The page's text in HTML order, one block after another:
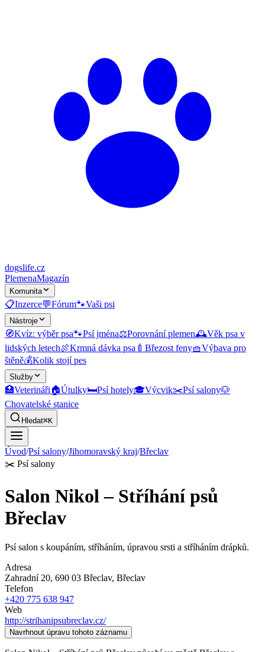
dogslife.cz
PlemenaMagazín
Komunita
📋Inzerce💬Fórum🐾Vaši psi
Nástroje
🧭Kvíz: výběr psa🐾Psí jména⚖️Porovnání plemen🕰️Věk psa v
lidských letech🍖Krmná dávka psa 🍼 Březost feny🧺Výbava pro
štěně💰Kolik stojí pes
Služby
🏥Veterináři🏠Útulky🛏️Psí hotely🎓Výcvik✂️Psí salony🐶
Chovatelské stanice
Hledat⌘K
Úvod/Psí salony/Jihomoravský kraj/Břeclav
✂️ Psí salony
Salon Nikol – Stříhání psů
Břeclav
Psí salon s koupáním, stříháním, úpravou srsti a stříháním drápků.
Adresa
Zahradní 20, 690 03 Břeclav, Břeclav
Telefon
+420 775 638 947
Web
http://strihanipsubreclav.cz/
Navrhnout úpravu tohoto záznamu